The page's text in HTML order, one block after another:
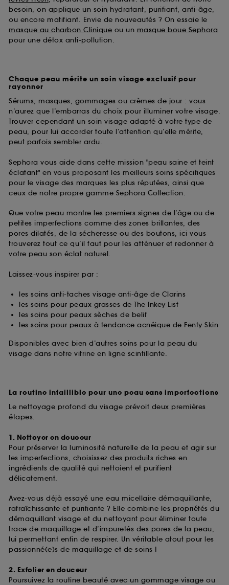
besoin, on applique un soin hydratant, purifiant, anti-âge,
ou encore matifiant. Envie de nouveautés ? On essaie le
masque au charbon Clinique ou un masque boue Sephora
pour une détox anti-pollution.
Chaque peau mérite un soin visage exclusif pour
rayonner
Sérums, masques, gommages ou crèmes de jour : vous
n’aurez que l’embarras du choix pour illuminer votre visage.
Trouver cependant un soin visage adapté à votre type de
peau, pour lui accorder toute l’attention qu’elle mérite,
peut parfois sembler ardu.
Sephora vous aide dans cette mission "peau saine et teint
éclatant" en vous proposant les meilleurs soins spécifiques
pour le visage des marques les plus réputées, ainsi que
ceux de notre propre gamme Sephora Collection.
Que votre peau montre les premiers signes de l’âge ou de
petites imperfections comme des zones brillantes, des
pores dilatés, de la sécheresse ou des boutons, ici vous
trouverez tout ce qu’il faut pour les atténuer et redonner à
votre peau son éclat naturel.
Laissez-vous inspirer par :
les soins anti-taches visage anti-âge de Clarins
les soins pour peaux grasses de The Inkey List
les soins pour peaux sèches de belif
les soins pour peaux à tendance acnéique de Fenty Skin
Disponibles avec bien d’autres soins pour la peau du
visage dans notre vitrine en ligne scintillante.
La routine infaillible pour une peau sans imperfections
Le nettoyage profond du visage prévoit deux premières
étapes.
1. Nettoyer en douceur
Pour préserver la luminosité naturelle de la peau et agir sur
les imperfections, choisissez des produits riches en
ingrédients de qualité qui nettoient et purifient
délicatement.
Avez-vous déjà essayé une eau micellaire démaquillante,
rafraîchissante et purifiante ? Elle combine les propriétés du
démaquillant visage et du nettoyant pour éliminer toute
trace de maquillage et d’impuretés des pores de la peau,
lui permettant enfin de respirer. Un véritable atout pour les
passionné(e)s de maquillage et de soins !
2. Exfolier en douceur
Poursuivez la routine beauté avec un gommage visage ou